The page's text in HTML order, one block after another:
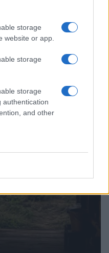
storage
website or app.
storage
storage
authentication
and other